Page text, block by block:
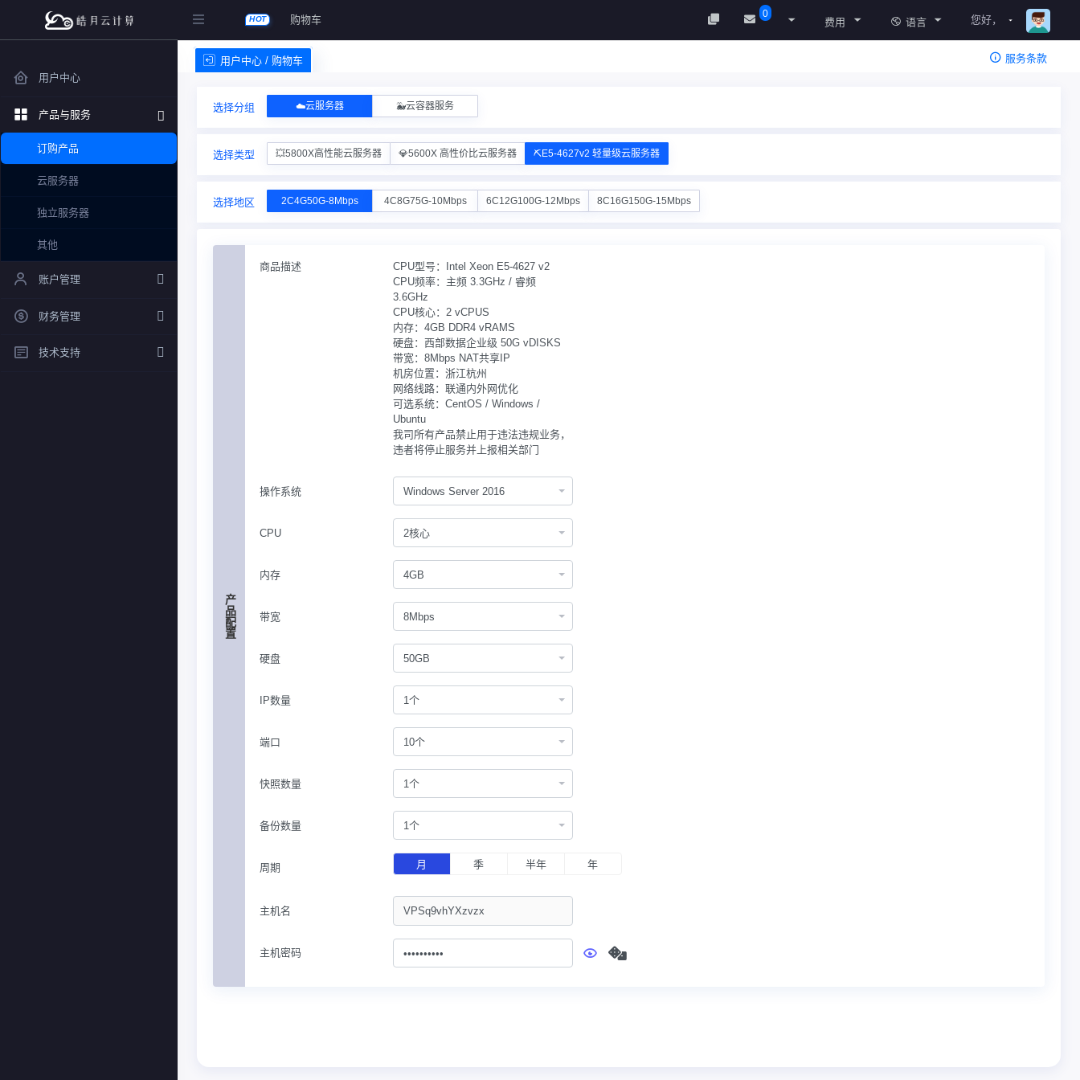
HOT 购物车 0
费用 语言 您好，
用户中心 / 购物车
服务条款
用户中心
产品与服务
订购产品
云服务器
独立服务器
其他
账户管理
财务管理
技术支持
选择分组 ☁️云服务器 🐳云容器服务
选择类型 💥5800X高性能云服务器 💎5600X 高性价比云服务器 ⛏️E5-4627v2 轻量级云服务器
选择地区 2C4G50G-8Mbps 4C8G75G-10Mbps 6C12G100G-12Mbps 8C16G150G-15Mbps
产品配置
商品描述
CPU型号：Intel Xeon E5-4627 v2
CPU频率：主频 3.3GHz / 睿频
3.6GHz
CPU核心：2 vCPUS
内存：4GB DDR4 vRAMS
硬盘：西部数据企业级 50G vDISKS
带宽：8Mbps NAT共享IP
机房位置：浙江杭州
网络线路：联通内外网优化
可选系统：CentOS / Windows /
Ubuntu
我司所有产品禁止用于违法违规业务，
违者将停止服务并上报相关部门
操作系统 Windows Server 2016
CPU 2核心
内存 4GB
带宽 8Mbps
硬盘 50GB
IP数量 1个
端口 10个
快照数量 1个
备份数量 1个
周期 月 季 半年 年
主机名
主机密码